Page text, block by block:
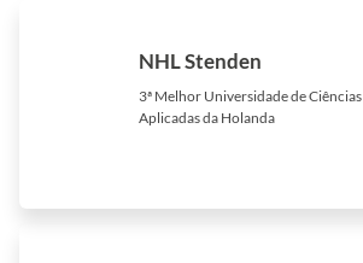
NHL Stenden
3ª Melhor Universidade de Ciências
Aplicadas da Holanda